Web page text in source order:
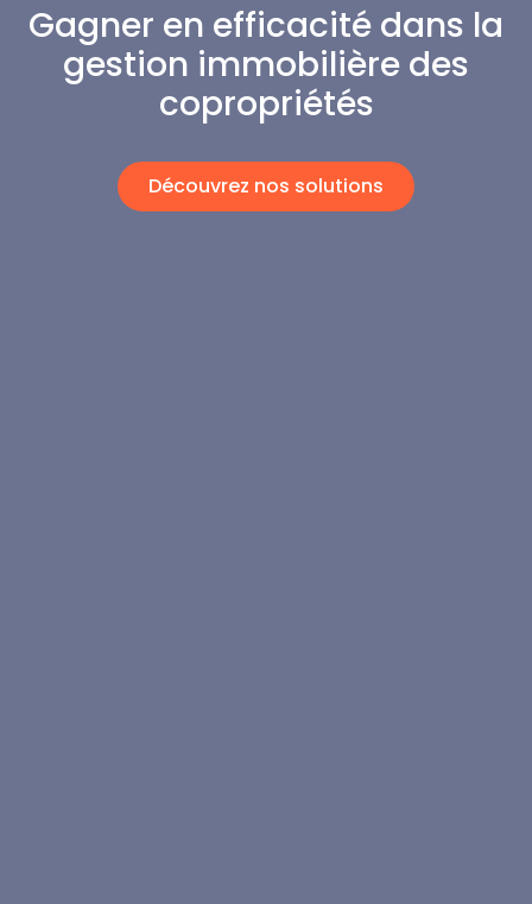
Gagner en efficacité dans la
gestion immobilière des
copropriétés
Découvrez nos solutions